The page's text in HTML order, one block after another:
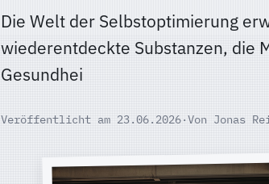
Die Welt der Selbstoptimierung
wiederentdeckte Substanzen, die
Gesundhei
Veröffentlicht am 23.06.2026·Von Jonas